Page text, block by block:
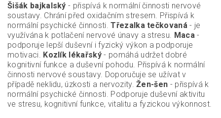
Šišák bajkalský - přispívá k normální činnosti nervové
soustavy. Chrání před oxidačním stresem. Přispívá k
normální psychické činnosti.Třezalka tečkovaná - je
využívána k potlačení nervové únavy a stresu. Maca -
podporuje lepší duševní i fyzický výkon a podporuje
motivaci. Kozlík lékařský - pomáhá udržet dobré
kognitivní funkce a duševní pohodu. Přispívá k normální
činnosti nervové soustavy. Doporučuje se užívat v
případě neklidu, úzkosti a nervozity.Žen-šen - přispívá k
normální psychické činnosti. Podporuje duševní aktivitu
ve stresu, kognitivní funkce, vitalitu a fyzickou výkonnost.